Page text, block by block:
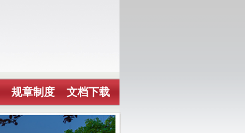
规章制度 文档下载